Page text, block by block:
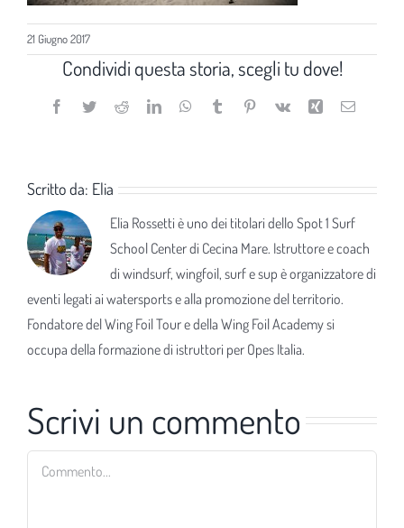
21 Giugno 2017
Condividi questa storia, scegli tu dove!
Facebook
TwitterRedditLinkedInWhatsApp
TumblrPinterest
Vk Xing Email
Scritto da: Elia
Elia Rossetti è uno dei titolari dello Spot 1 Surf
School Center di Cecina Mare. Istruttore e coach
di windsurf, wingfoil, surf e sup è organizzatore di
eventi legati ai watersports e alla promozione del territorio.
Fondatore del Wing Foil Tour e della Wing Foil Academy si
occupa della formazione di istruttori per Opes Italia.
Scrivi un commento
Commento